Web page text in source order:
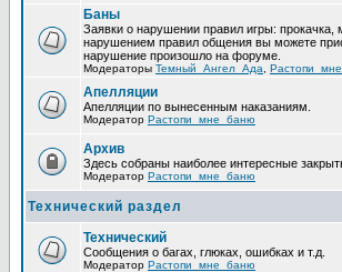
Баны
Заявки о нарушении правил игры:
нарушением правил общения вы можете
нарушение произошло на форуме.
Модераторы Темный_Ангел_Ада
Апелляции
Апелляции по вынесенным наказаниям.
Модератор Растопи_мне_баню
Архив
Здесь собраны наиболее интересные
Модератор Растопи_мне_баню
Технический раздел
Технический
Сообщения о багах, глюках, ошибках и т.д.
Модератор Растопи_мне_баню